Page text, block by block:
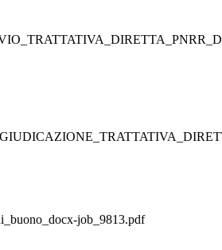
job_9813.pdf